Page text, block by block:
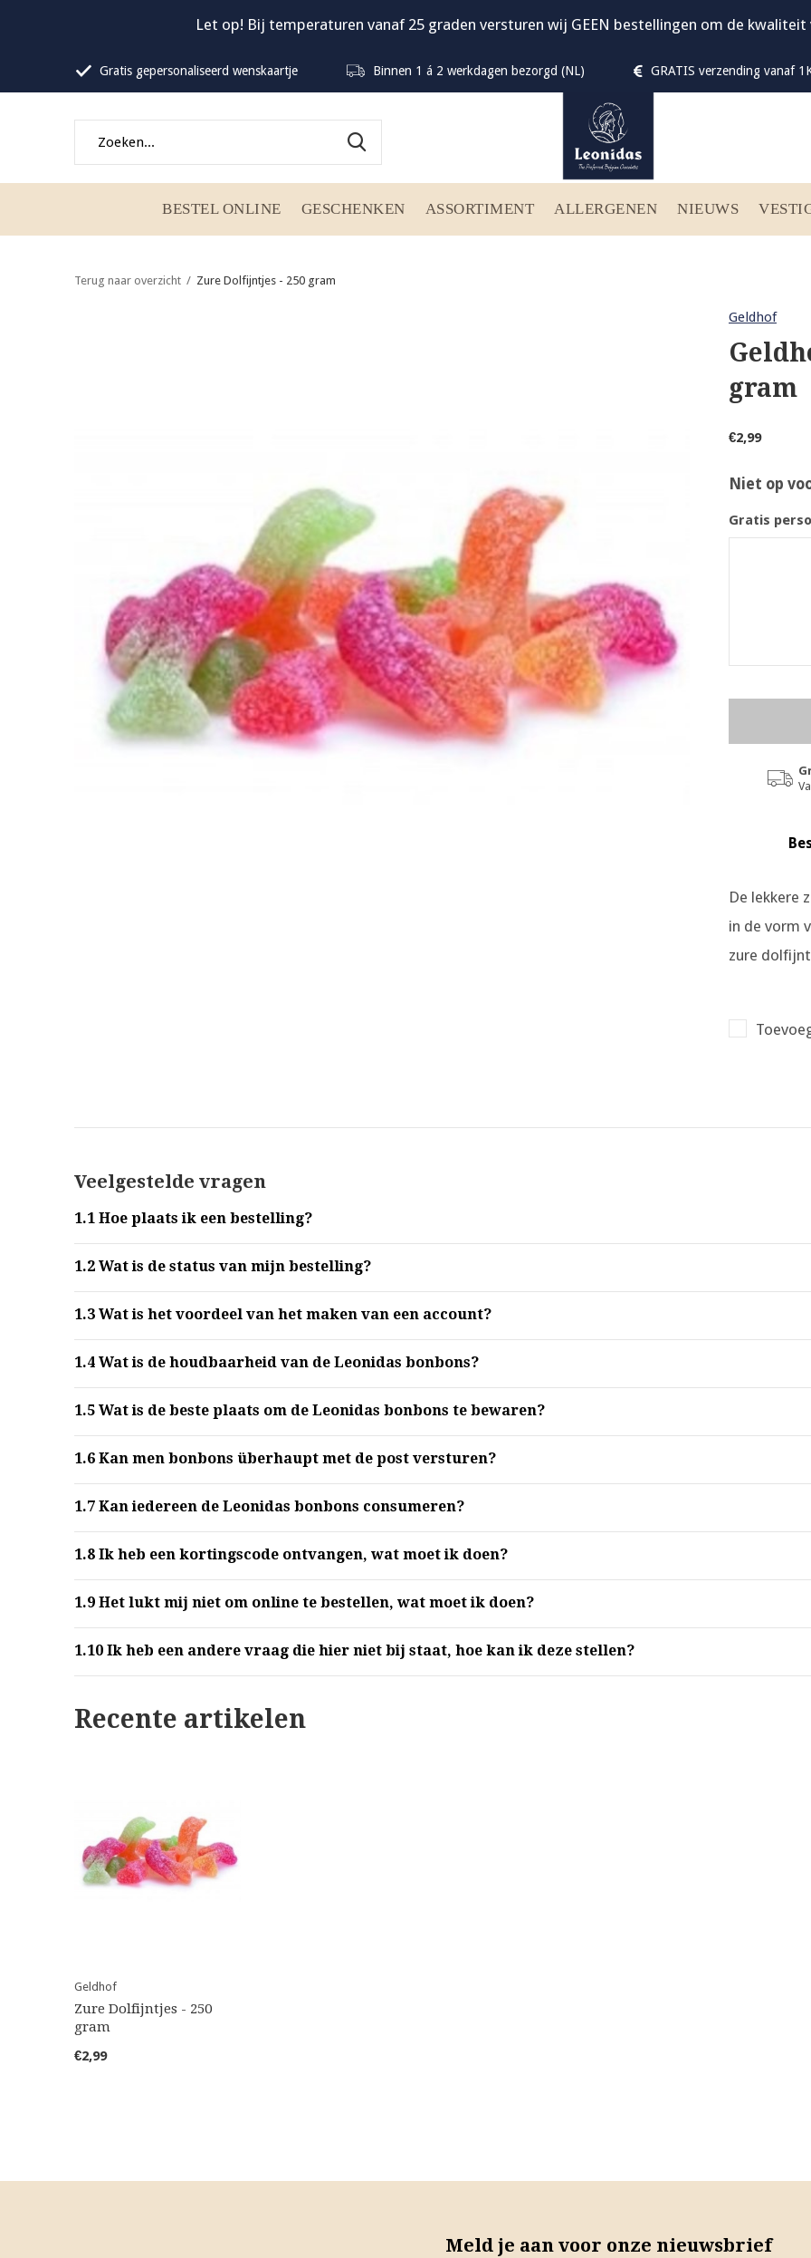
BESTEL ONLINE GESCHENKEN ASSORTIMENT ALLERGENEN NIEUWS
Gratis gepersonaliseerd wenskaartje Binnen 1 á 2 werkdagen bezorgd (NL) GRATIS verzending vanaf
Let op! Bij temperaturen vanaf 25 graden versturen wij GEEN bestellingen om de
Terug naar overzicht Zure Dolfijntjes - 250 gram
Geldhof
gram
€2,99
Niet op
Gratis
De lekkere
in de vorm
zure
Veelgestelde vragen
1.1 Hoe plaats ik een bestelling?
1.2 Wat is de status van mijn bestelling?
1.3 Wat is het voordeel van het maken van een account?
1.4 Wat is de houdbaarheid van de Leonidas bonbons?
1.5 Wat is de beste plaats om de Leonidas bonbons te bewaren?
1.6 Kan men bonbons überhaupt met de post versturen?
1.7 Kan iedereen de Leonidas bonbons consumeren?
1.8 Ik heb een kortingscode ontvangen, wat moet ik doen?
1.9 Het lukt mij niet om online te bestellen, wat moet ik doen?
1.10 Ik heb een andere vraag die hier niet bij staat, hoe kan ik deze stellen?
Recente artikelen
Geldhof
Zure Dolfijntjes - 250
gram
€2,99
Meld je aan voor onze nieuwsbrief